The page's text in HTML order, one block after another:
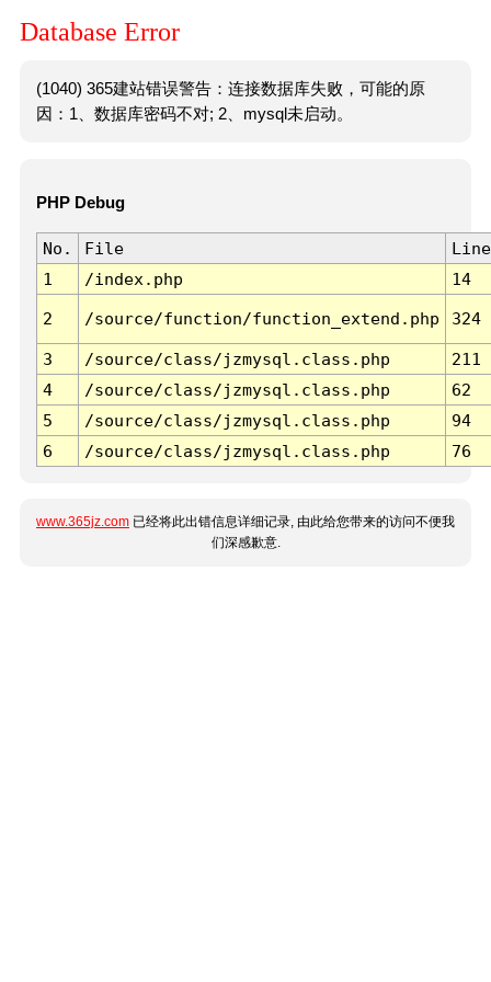
Database Error
(1040) 365建站错误警告：连接数据库失败，可能的原
因：1、数据库密码不对; 2、mysql未启动。
PHP Debug
No. File
Line
1
/index.php 14
2 /source/function/function_extend.php 324
3 /source/class/jzmysql.class.php
211
4
/source/class/jzmysql.class.php
62
5
/source/class/jzmysql.class.php
94
6
/source/class/jzmysql.class.php 76
www.365jz.com 已经将此出错信息详细记录, 由此给您带来的访问不便我
们深感歉意.